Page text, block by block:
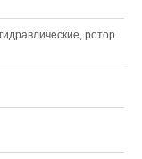
ротор